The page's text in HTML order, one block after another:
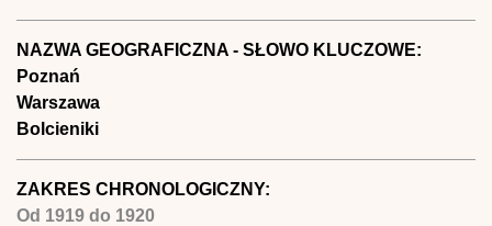
NAZWA GEOGRAFICZNA - SŁOWO KLUCZOWE:
Poznań
Warszawa
Bolcieniki
ZAKRES CHRONOLOGICZNY:
Od 1919 do 1920